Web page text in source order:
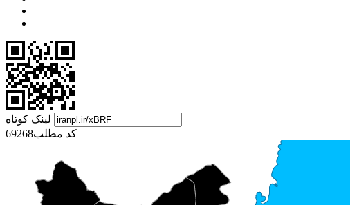
لینک کوتاه
کد مطلب69268